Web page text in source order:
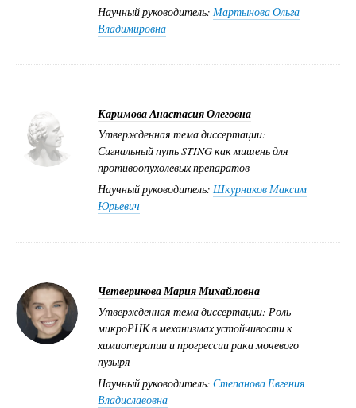
Научный руководитель: Мартынова Ольга
Владимировна
Каримова Анастасия Олеговна
Утвержденная тема диссертации:
Сигнальный путь STING как мишень для
противоопухолевых препаратов
Научный руководитель: Шкурников Максим
Юрьевич
Четверикова Мария Михайловна
Утвержденная тема диссертации: Роль
микроРНК в механизмах устойчивости к
химиотерапии и прогрессии рака мочевого
пузыря
Научный руководитель: Степанова Евгения
Владиславовна